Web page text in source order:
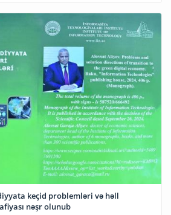
keçid problemləri və həll
nəşr olunub